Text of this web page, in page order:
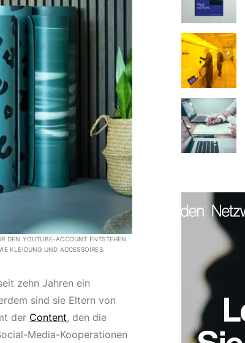
DEN YOUTUBE-ACCOUNT ENTSTEHEN.
KLEIDUNG UND ACCESSOIRES.
zehn Jahren ein
sind sie Eltern von
der Content, den die
Media-Kooperationen